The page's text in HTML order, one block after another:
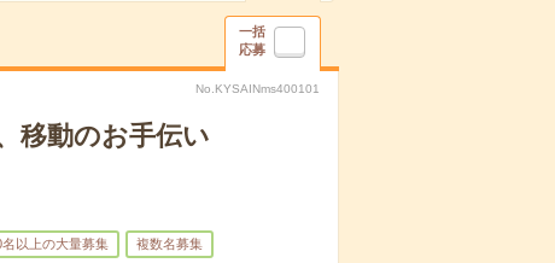
一括
応募
No.KYSAINms400101
移動のお手伝い
名以上の大量募集 複数名募集